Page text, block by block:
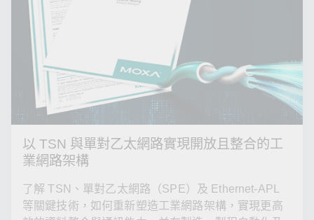
以 TSN 與單對乙太網路實現開放且整合的工
業網路架構
了解 TSN、單對乙太網路（SPE）及 Ethernet-APL
等關鍵技術，如何重新塑造工業網路架構，實現更高